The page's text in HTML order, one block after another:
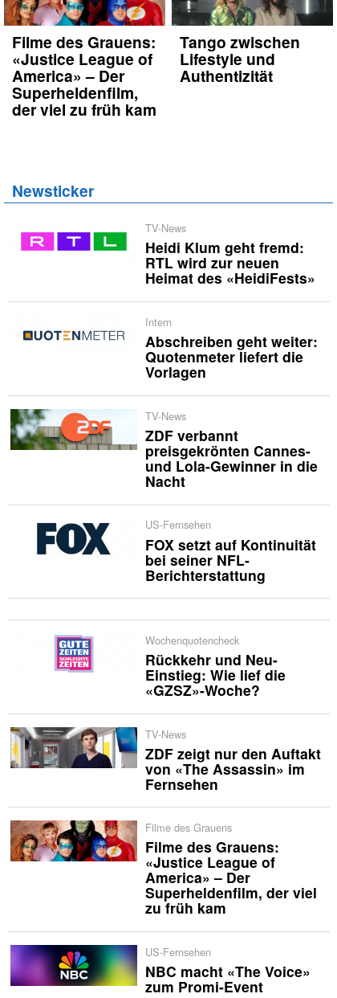
Filme des Grauens:
«Justice League of
America» – Der
Superheldenfilm,
der viel zu früh kam
Tango zwischen
Lifestyle und
Authentizität
Newsticker
TV-News
Heidi Klum geht fremd:
RTL wird zur neuen
Heimat des «HeidiFests»
Intern
Abschreiben geht weiter:
Quotenmeter liefert die
Vorlagen
TV-News
ZDF verbannt
preisgekrönten Cannes-
und Lola-Gewinner in die
Nacht
US-Fernsehen
FOX setzt auf Kontinuität
bei seiner NFL-
Berichterstattung
Wochenquotencheck
Rückkehr und Neu-
Einstieg: Wie lief die
«GZSZ»-Woche?
TV-News
ZDF zeigt nur den Auftakt
von «The Assassin» im
Fernsehen
Filme des Grauens
Filme des Grauens:
«Justice League of
America» – Der
Superheldenfilm, der viel
zu früh kam
US-Fernsehen
NBC macht «The Voice»
zum Promi-Event